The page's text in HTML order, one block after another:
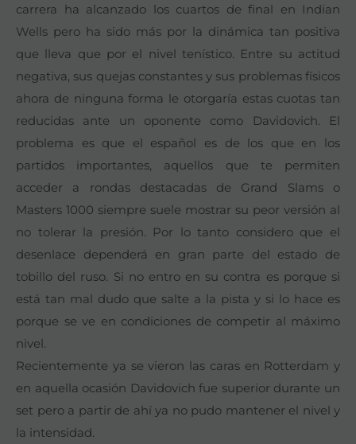
carrera ha alcanzado los cuartos de final en Indian
Wells pero ha sido más por la dinámica tan positiva
que lleva que por el nivel tenístico. Entre su actitud
negativa, sus quejas constantes y sus problemas físicos
ahora de ninguna forma le otorgaría estas cuotas tan
reducidas ante un oponente como Davidovich. El
problema es que el español es de los que en los
partidos importantes, aquellos que te permiten
acceder a rondas destacadas de Grand Slams o
Masters 1000 siempre suele mostrar su peor versión al
no tolerar la presión. Por lo tanto considero que el
desenlace dependerá en gran parte del estado de
tobillo del ruso. Si no entro en su contra es porque si
está tan mal dudo que salte a la pista y si lo hace es
porque se ve en condiciones de competir al máximo
nivel.
Recientemente ya se vieron las caras en Rotterdam y
en aquella ocasión Davidovich fue superior durante un
set pero a partir de ahí ya no pudo mantener el nivel y
la intensidad.